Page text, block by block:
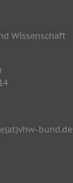
Wissenschaft
bund.de